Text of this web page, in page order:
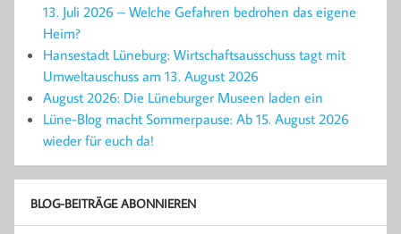
13. Juli 2026 – Welche Gefahren bedrohen das eigene
Heim?
Hansestadt Lüneburg: Wirtschaftsausschuss tagt mit
Umweltauschuss am 13. August 2026
August 2026: Die Lüneburger Museen laden ein
Lüne-Blog macht Sommerpause: Ab 15. August 2026
wieder für euch da!
BLOG-BEITRÄGE ABONNIEREN